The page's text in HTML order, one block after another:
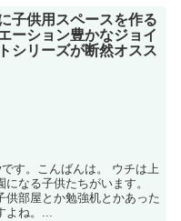
子供用スペースを作る
ーション豊かなジョイ
シリーズが断然オスス
す。こんばんは。 ウチは上
なる子供たちがいます。
供部屋とか勉強机とかあった
よね。...